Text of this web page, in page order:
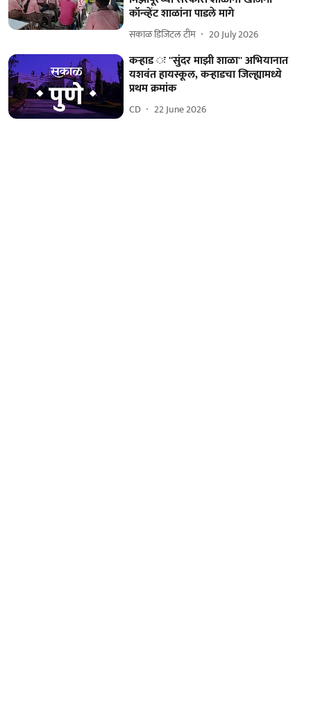
कॉन्व्हेंट शाळांना पाडले मागे
सकाळ डिजिटल टीम 20 July 2026
कऱ्हाड ः ''सुंदर माझी शाळा'' अभियानात
यशवंत हायस्कूल, कऱ्हाडचा जिल्ह्यामध्ये
प्रथम क्रमांक
CD 22 June 2026